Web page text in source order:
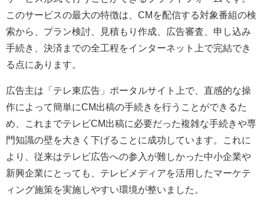
このサービスの最大の特徴は、CMを配信する対象番組の検
索から、プラン検討、見積もり作成、広告審査、申し込み
手続き、決済までの全工程をインターネット上で完結でき
る点にあります。
広告主は「テレ東広告」ポータルサイト上で、直感的な操
作によって簡単にCM出稿の手続きを行うことができるた
め、これまでテレビCM出稿に必要だった複雑な手続きや専
門知識の壁を大きく下げることに成功しています。これに
より、従来はテレビ広告への参入が難しかった中小企業や
新興企業にとっても、テレビメディアを活用したマーケテ
ィング施策を実施しやすい環境が整いました。